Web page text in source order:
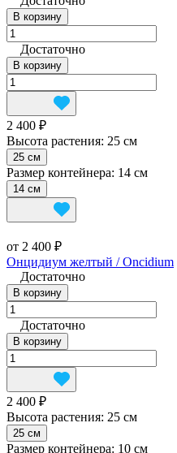
В корзину
Достаточно
В корзину
2 400 ₽
Высота растения: 25 см
25 см
Размер контейнера: 14 см
14 см
от 2 400 ₽
Онцидиум желтый / Oncidium
Достаточно
В корзину
Достаточно
В корзину
2 400 ₽
Высота растения: 25 см
25 см
Размер контейнера: 10 см